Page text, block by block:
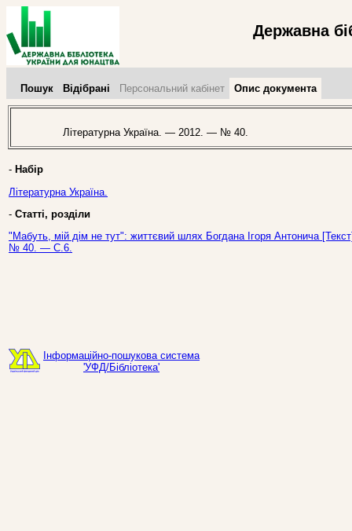
Державна
Пошук Відібрані Персональний кабінет Опис документа
Літературна Україна. — 2012. — № 40.
- Набір
Літературна Україна.
- Статті, розділи
"Мабуть, мій дім не тут": життєвий шлях Богдана Ігоря Антонича
№ 40. — С.6.
Інформаційно-пошукова система
'УФД/Бібліотека'